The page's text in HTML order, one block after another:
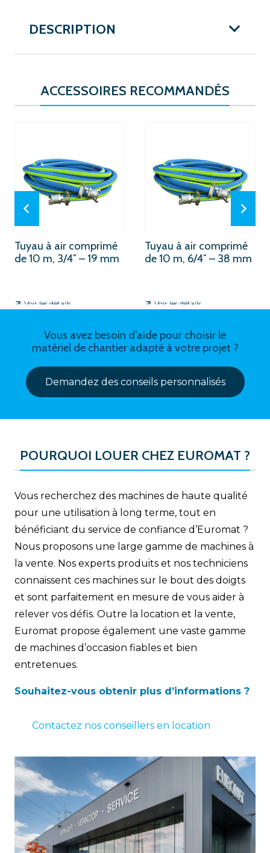
DESCRIPTION
ACCESSOIRES RECOMMANDÉS
Tuyau à air comprimé
de 10 m, 3/4″ – 19 mm
Voir les détails
Tuyau à air comprimé
de 10 m, 6/4″ – 38 mm
Voir les détails
Vous avez besoin d’aide pour choisir le
matériel de chantier adapté à votre projet ?
Demandez des conseils personnalisés
POURQUOI LOUER CHEZ EUROMAT ?
Vous recherchez des machines de haute qualité
pour une utilisation à long terme, tout en
bénéficiant du service de confiance d’Euromat ?
Nous proposons une large gamme de machines à
la vente. Nos experts produits et nos techniciens
connaissent ces machines sur le bout des doigts
et sont parfaitement en mesure de vous aider à
relever vos défis. Outre la location et la vente,
Euromat propose également une vaste gamme
de machines d’occasion fiables et bien
entretenues.
Souhaitez-vous obtenir plus d’informations ?
Contactez nos conseillers en location